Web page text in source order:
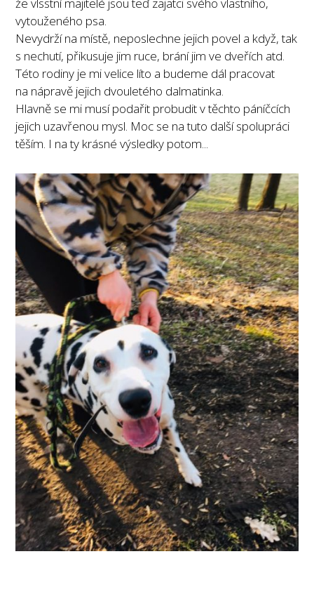
vytouženého psa.
Nevydrží na místě, neposlechne jejich povel a když, tak
s nechutí, přikusuje jim ruce, brání jim ve dveřích atd.
Této rodiny je mi velice líto a budeme dál pracovat
na nápravě jejich dvouletého dalmatinka.
Hlavně se mi musí podařit probudit v těchto páníčcích
jejich uzavřenou mysl. Moc se na tuto další spolupráci
těším. I na ty krásné výsledky potom...